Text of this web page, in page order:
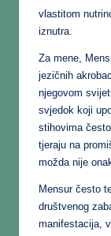
vlastitom
iznutra.
Za mene,
jezičnih
njegovom
svjedok koji
stihovima
tjeraju na
možda nije
Mensur često
društvenog
manifestacija,